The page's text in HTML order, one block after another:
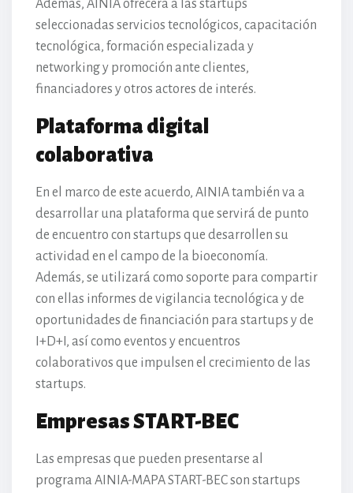
Además, AINIA ofrecerá a las startups
seleccionadas servicios tecnológicos, capacitación
tecnológica, formación especializada y
networking y promoción ante clientes,
financiadores y otros actores de interés.
Plataforma digital
colaborativa
En el marco de este acuerdo, AINIA también va a
desarrollar una plataforma que servirá de punto
de encuentro con startups que desarrollen su
actividad en el campo de la bioeconomía.
Además, se utilizará como soporte para compartir
con ellas informes de vigilancia tecnológica y de
oportunidades de financiación para startups y de
I+D+I, así como eventos y encuentros
colaborativos que impulsen el crecimiento de las
startups.
Empresas START-BEC
Las empresas que pueden presentarse al
programa AINIA-MAPA START-BEC son startups